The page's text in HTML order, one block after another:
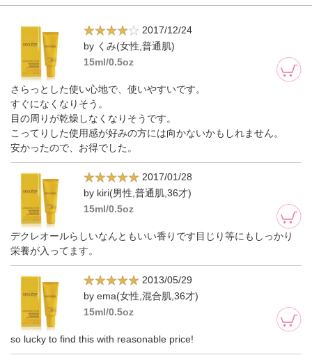
2017/12/24
by くみ(女性,普通肌)
15ml/0.5oz
さらっとした使い心地で、使いやすいです。
すぐになくなりそう。
目の周りが乾燥しなくなりそうです。
こってりした使用感が好みの方には向かないかもしれません。
安かったので、お得でした。
2017/01/28
by kiri(男性,普通肌,36才)
15ml/0.5oz
デクレオールらしいなんともいい香りです目じり等にもしっかり
栄養が入ってます。
2013/05/29
by ema(女性,混合肌,36才)
15ml/0.5oz
so lucky to find this with reasonable price!